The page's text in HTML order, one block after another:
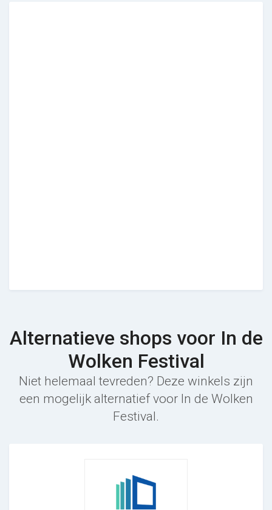
Alternatieve shops voor In de
Wolken Festival
Niet helemaal tevreden? Deze winkels zijn
een mogelijk alternatief voor In de Wolken
Festival.